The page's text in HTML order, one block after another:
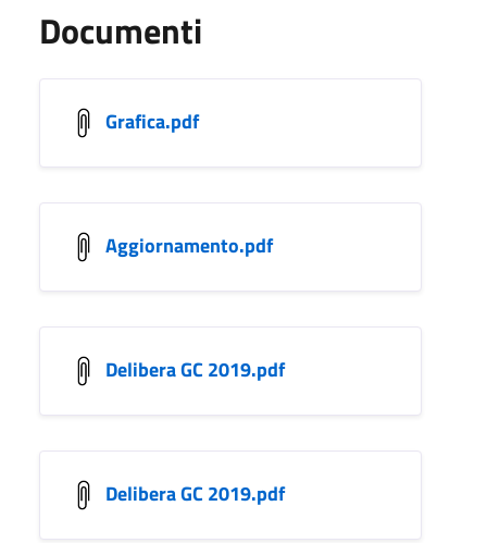
Documenti
Grafica.pdf
Aggiornamento.pdf
Delibera GC 2019.pdf
Delibera GC 2019.pdf